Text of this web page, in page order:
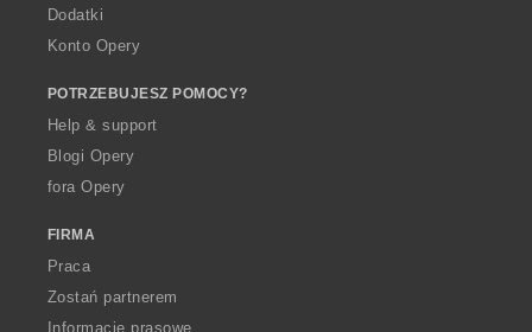
Dodatki
Konto Opery
POTRZEBUJESZ POMOCY?
Help & support
Blogi Opery
fora Opery
FIRMA
Praca
Zostań partnerem
Informacje prasowe